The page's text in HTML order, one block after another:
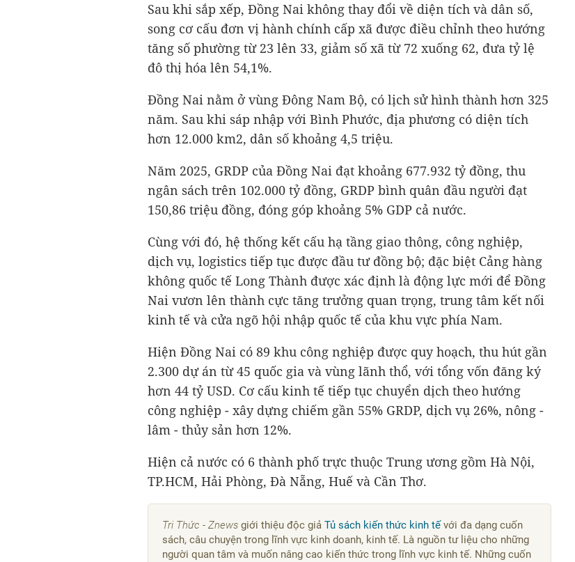
Sau khi sắp xếp, Đồng Nai không thay đổi về diện tích và dân số,
song cơ cấu đơn vị hành chính cấp xã được điều chỉnh theo hướng
tăng số phường từ 23 lên 33, giảm số xã từ 72 xuống 62, đưa tỷ lệ
đô thị hóa lên 54,1%.
Đồng Nai nằm ở vùng Đông Nam Bộ, có lịch sử hình thành hơn 325
năm. Sau khi sáp nhập với Bình Phước, địa phương có diện tích
hơn 12.000 km2, dân số khoảng 4,5 triệu.
Năm 2025, GRDP của Đồng Nai đạt khoảng 677.932 tỷ đồng, thu
ngân sách trên 102.000 tỷ đồng, GRDP bình quân đầu người đạt
150,86 triệu đồng, đóng góp khoảng 5% GDP cả nước.
Cùng với đó, hệ thống kết cấu hạ tầng giao thông, công nghiệp,
dịch vụ, logistics tiếp tục được đầu tư đồng bộ; đặc biệt Cảng hàng
không quốc tế Long Thành được xác định là động lực mới để Đồng
Nai vươn lên thành cực tăng trưởng quan trọng, trung tâm kết nối
kinh tế và cửa ngõ hội nhập quốc tế của khu vực phía Nam.
Hiện Đồng Nai có 89 khu công nghiệp được quy hoạch, thu hút gần
2.300 dự án từ 45 quốc gia và vùng lãnh thổ, với tổng vốn đăng ký
hơn 44 tỷ USD. Cơ cấu kinh tế tiếp tục chuyển dịch theo hướng
công nghiệp - xây dựng chiếm gần 55% GRDP, dịch vụ 26%, nông -
lâm - thủy sản hơn 12%.
Hiện cả nước có 6 thành phố trực thuộc Trung ương gồm Hà Nội,
TP.HCM, Hải Phòng, Đà Nẵng, Huế và Cần Thơ.
Tri Thức - Znews giới thiệu độc giả Tủ sách kiến thức kinh tếvới đa dạng cuốn
sách, câu chuyện trong lĩnh vực kinh doanh, kinh tế. Là nguồn tư liệu cho những
người quan tâm và muốn nâng cao kiến thức trong lĩnh vực kinh tế. Những cuốn